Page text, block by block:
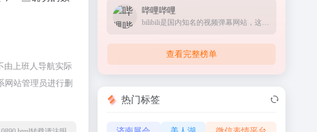
由上班人导航实际
网站管理员进行删
哔哩哔哩
bilibili是国内知名的视频弹幕网站，这里有及时的动漫新番，活跃的ACG氛围，有创意的Up主。大家可以在这里找到许多欢乐。
查看完整榜单
热门标签